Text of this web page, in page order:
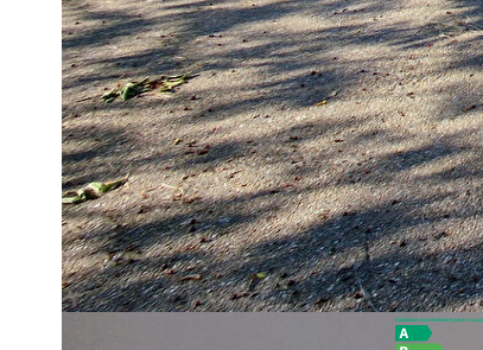
Loyer mensuel CC: 1550€ dont 150€ de
ordures ménagères) - régularisation annuelle.
d'état des lieux d'entrée. Dépôt de garantie : 1400€
Montant estimé des dépenses annuelles d'énergie
Date de référence des prix de l'énergie pour
Les informations sur les risques auxquels ce bien
www.georisques.gouv.fr
Diagnostics énergétiques